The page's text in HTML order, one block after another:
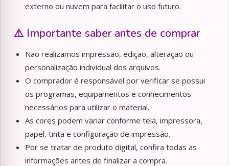
externo ou nuvem para facilitar o uso futuro.
⚠️ Importante saber antes de comprar
Não realizamos impressão, edição, alteração ou
personalização individual dos arquivos.
O comprador é responsável por verificar se possui
os programas, equipamentos e conhecimentos
necessários para utilizar o material.
As cores podem variar conforme tela, impressora,
papel, tinta e configuração de impressão.
Por se tratar de produto digital, confira todas as
informações antes de finalizar a compra.